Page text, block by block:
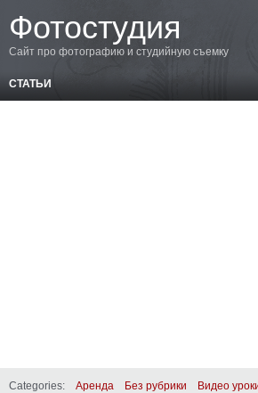
Фотостудия
Сайт про фотографию и студийную съемку
СТАТЬИ
Categories: Аренда Без рубрики Видео